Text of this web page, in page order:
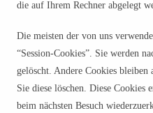
die auf Ihrem Rechner abgelegt
Die meisten der von uns
“Session-Cookies”. Sie werden
gelöscht. Andere Cookies
Sie diese löschen. Diese Cookies
beim nächsten Besuch